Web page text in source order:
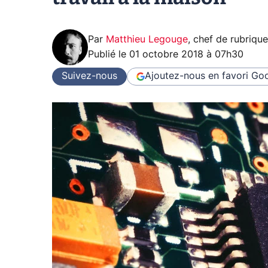
Par Matthieu Legouge, chef de
Publié le 01 octobre 2018 à 07h30
Suivez-nous Ajoutez-nous en favori